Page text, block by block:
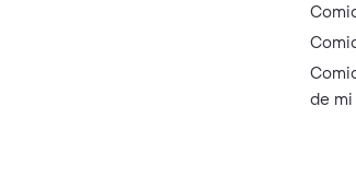
de mi